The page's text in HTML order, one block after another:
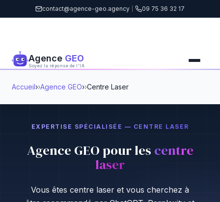
contact@agence-geo.agency 09 75 36 32 17
Agence GEO
Soyez la réponse de l'IA
Accueil› Agence GEO› Centre Laser
EXPERTISE SPÉCIALISÉE — CENTRE LASER
Agence GEO pour les centre
laser
Vous êtes centre laser et vous cherchez à